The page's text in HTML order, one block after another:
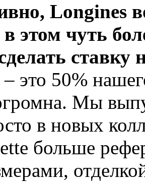
Longines
этом чуть
ставку
это 50%
Мы
в новых
больше